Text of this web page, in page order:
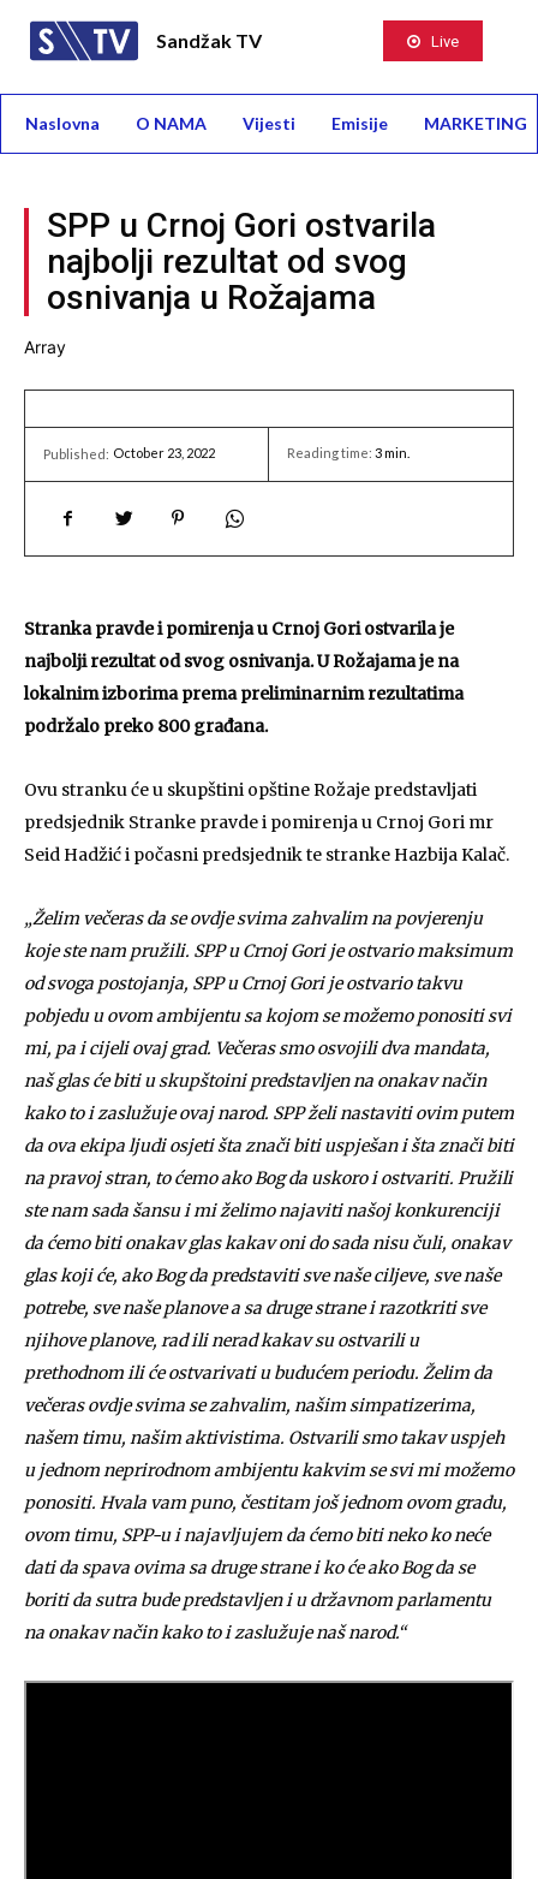
Sandžak TV Live
Naslovna O NAMA Vijesti Emisije MARKETING
SPP u Crnoj Gori ostvarila
najbolji rezultat od svog
osnivanja u Rožajama
Array
Published: October 23, 2022 Reading time: 3min.
Stranka pravde i pomirenja u Crnoj Gori ostvarila je
najbolji rezultat od svog osnivanja. U Rožajama je na
lokalnim izborima prema preliminarnim rezultatima
podržalo preko 800 građana.
Ovu stranku će u skupštini opštine Rožaje predstavljati
predsjednik Stranke pravde i pomirenja u Crnoj Gori mr
Seid Hadžić i počasni predsjednik te stranke Hazbija Kalač.
„Želim večeras da se ovdje svima zahvalim na povjerenju
koje ste nam pružili. SPP u Crnoj Gori je ostvario maksimum
od svoga postojanja, SPP u Crnoj Gori je ostvario takvu
pobjedu u ovom ambijentu sa kojom se možemo ponositi svi
mi, pa i cijeli ovaj grad. Večeras smo osvojili dva mandata,
naš glas će biti u skupštoini predstavljen na onakav način
kako to i zaslužuje ovaj narod. SPP želi nastaviti ovim putem
da ova ekipa ljudi osjeti šta znači biti uspješan i šta znači biti
na pravoj stran, to ćemo ako Bog da uskoro i ostvariti. Pružili
ste nam sada šansu i mi želimo najaviti našoj konkurenciji
da ćemo biti onakav glas kakav oni do sada nisu čuli, onakav
glas koji će, ako Bog da predstaviti sve naše ciljeve, sve naše
potrebe, sve naše planove a sa druge strane i razotkriti sve
njihove planove, rad ili nerad kakav su ostvarili u
prethodnom ili će ostvarivati u budućem periodu. Želim da
večeras ovdje svima se zahvalim, našim simpatizerima,
našem timu, našim aktivistima. Ostvarili smo takav uspjeh
u jednom neprirodnom ambijentu kakvim se svi mi možemo
ponositi. Hvala vam puno, čestitam još jednom ovom gradu,
ovom timu, SPP-u i najavljujem da ćemo biti neko ko neće
dati da spava ovima sa druge strane i ko će ako Bog da se
boriti da sutra bude predstavljen i u državnom parlamentu
na onakav način kako to i zaslužuje naš narod.“